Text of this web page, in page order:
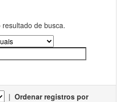
de busca.
| Ordenar registros por